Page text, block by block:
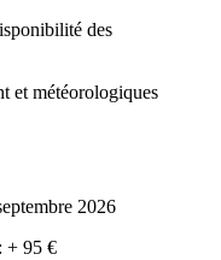
des
et météorologiques
2026
+ 95 €